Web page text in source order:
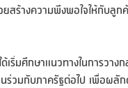
สร้างความพึงพอใจให้กับลู
ริ่มศึกษาแนวทางในการวา
ร่วมกับภาครัฐต่อไป เพื่อผลั